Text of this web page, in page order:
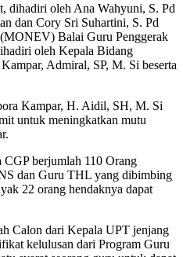
dihadiri oleh Ana Wahyuni, S. Pd
dan Cory Sri Suhartini, S. Pd
Balai Guru Penggerak
oleh Kepala Bidang
Admiral, SP, M. Si beserta
Kampar, H. Aidil, SH, M. Si
untuk meningkatkan mutu
berjumlah 110 Orang
dan Guru THL yang dibimbing
22 orang hendaknya dapat
Calon dari Kepala UPT jenjang
kelulusan dari Program Guru